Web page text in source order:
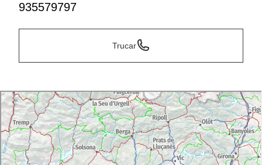
935579797
Trucar